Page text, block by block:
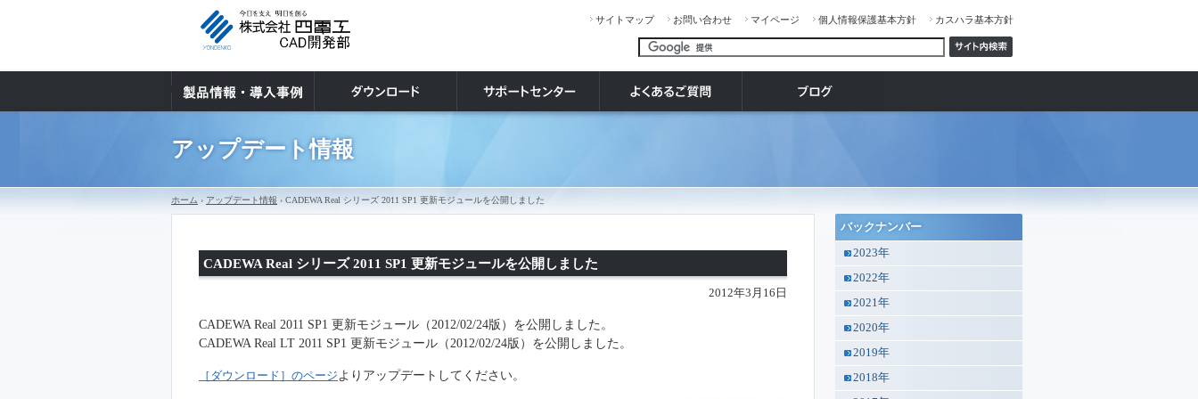
サイトマップ お問い合わせ マイページ 個人情報保護基本方針 カスハラ基本方針
アップデート情報
ホーム › アップデート情報 › CADEWA Real シリーズ 2011 SP1 更新モジュールを公開しました
CADEWA Real シリーズ 2011 SP1 更新モジュールを公開しました
2012年3月16日
CADEWA Real 2011 SP1 更新モジュール（2012/02/24版）を公開しました。
CADEWA Real LT 2011 SP1 更新モジュール（2012/02/24版）を公開しました。
［ダウンロード］のページよりアップデートしてください。
バックナンバー
2023年
2022年
2021年
2020年
2019年
2018年